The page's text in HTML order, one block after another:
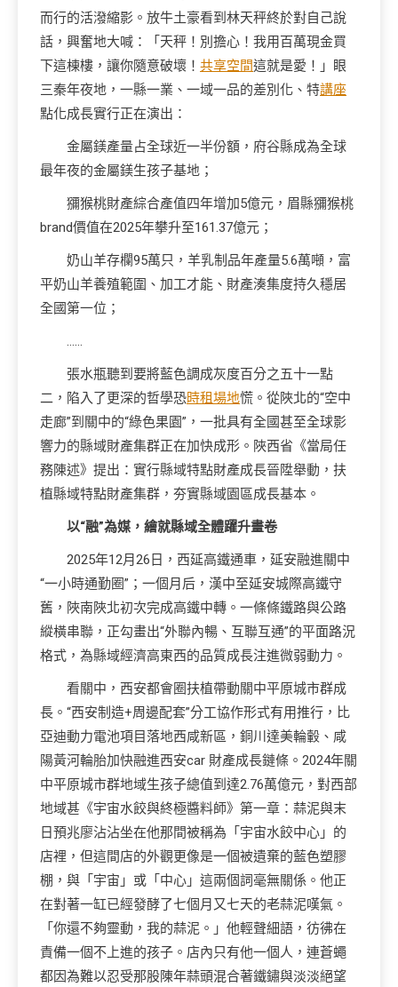
而行的活潑縮影。放牛土豪看到林天秤終於對自己說
話，興奮地大喊：「天秤！別擔心！我用百萬現金買
下這棟樓，讓你隨意破壞！ 共享空間這就是愛！」眼
三秦年夜地，一縣一業、一域一品的差別化、特講座
點化成長實行正在演出：
金屬鎂產量占全球近一半份額，府谷縣成為全球
最年夜的金屬鎂生孩子基地；
獼猴桃財產綜合產值四年增加5億元，眉縣獼猴桃
brand價值在2025年攀升至161.37億元；
奶山羊存欄95萬只，羊乳制品年產量5.6萬噸，富
平奶山羊養殖範圍、加工才能、財產湊集度持久穩居
全國第一位；
……
張水瓶聽到要將藍色調成灰度百分之五十一點
二，陷入了更深的哲學恐時租場地慌。從陜北的“空中
走廊”到關中的“綠色果園”，一批具有全國甚至全球影
響力的縣域財產集群正在加快成形。陜西省《當局任
務陳述》提出：實行縣域特點財產成長晉陞舉動，扶
植縣域特點財產集群，夯實縣域園區成長基本。
以“融”為媒，繪就縣域全體躍升畫卷
2025年12月26日，西延高鐵通車，延安融進關中
“一小時通勤圈”；一個月后，漢中至延安城際高鐵守
舊，陜南陜北初次完成高鐵中轉。一條條鐵路與公路
縱橫串聯，正勾畫出“外聯內暢、互聯互通”的平面路況
格式，為縣域經濟高東西的品質成長注進微弱動力。
看關中，西安都會圈扶植帶動關中平原城市群成
長。“西安制造+周邊配套”分工協作形式有用推行，比
亞迪動力電池項目落地西咸新區，銅川達美輪轂、咸
陽黃河輪胎加快融進西安car 財產成長鏈條。2024年關
中平原城市群地域生孩子總值到達2.76萬億元，對西部
地域甚《宇宙水餃與終極醬料師》第一章：蒜泥與末
日預兆廖沾沾坐在他那間被稱為「宇宙水餃中心」的
店裡，但這間店的外觀更像是一個被遺棄的藍色塑膠
棚，與「宇宙」或「中心」這兩個詞毫無關係。他正
在對著一缸已經發酵了七個月又七天的老蒜泥嘆氣。
「你還不夠靈動，我的蒜泥。」他輕聲細語，彷彿在
責備一個不上進的孩子。店內只有他一個人，連蒼蠅
都因為難以忍受那股陳年蒜頭混合著鐵鏽與淡淡絕望